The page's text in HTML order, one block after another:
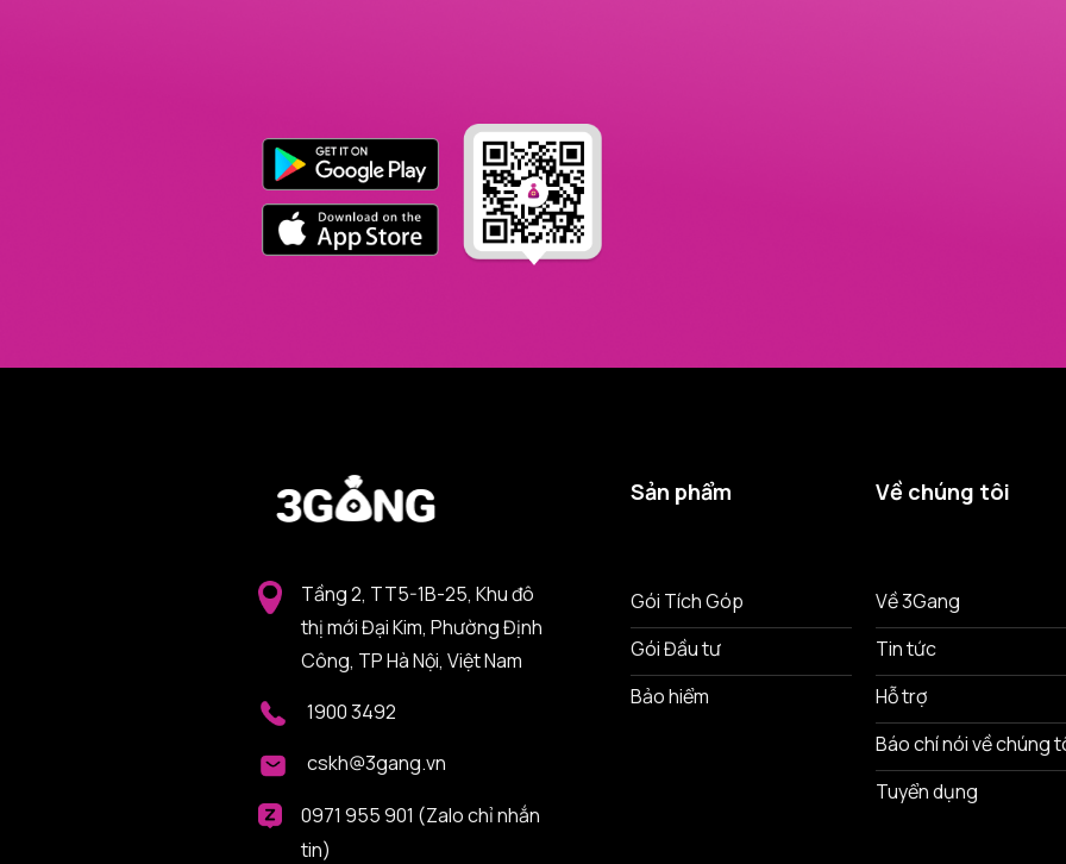
Tầng 2, TT5-1B-25, Khu đô
thị mới Đại Kim, Phường Định
Công, TP Hà Nội, Việt Nam
1900 3492
cskh@3gang.vn
0971 955 901 (Zalo chỉ nhắn
tin)
Sản phẩm
Gói Tích Góp
Gói Đầu tư
Bảo hiểm
Về chúng tôi
Về 3Gang
Tin tức
Hỗ trợ
Báo chí nói về chúng
Tuyển dụng